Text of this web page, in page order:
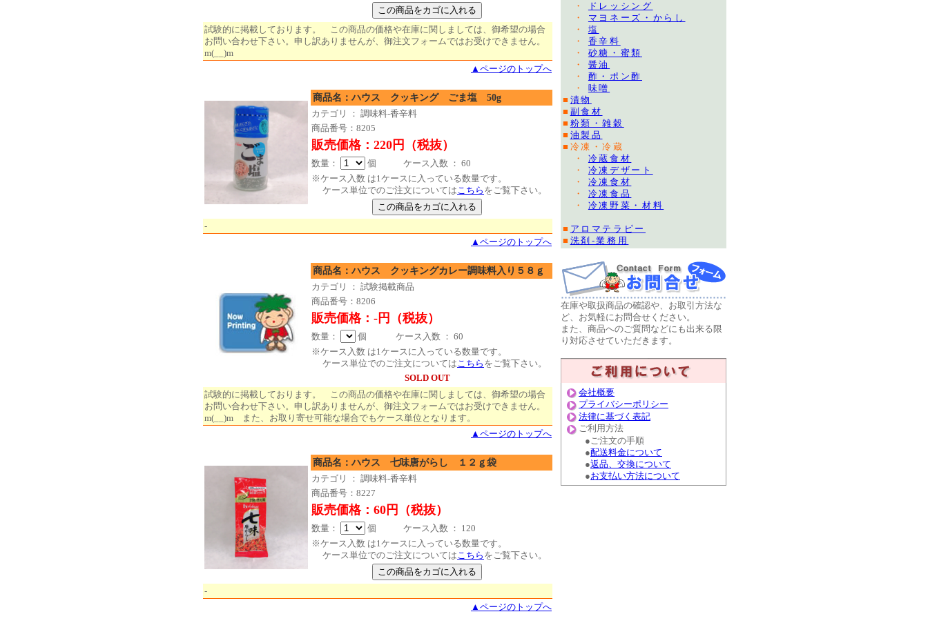
・
ドレッシング
・ マヨネーズ・からし
・ 塩
・ 香辛料
・ 砂糖・蜜類
・ 醤油
・ 酢・ポン酢
・ 味噌
■ 漬物
■ 副食材
■ 粉類・雑穀
■ 油製品
■冷凍・冷蔵
・ 冷蔵食材
・ 冷凍デザート
・ 冷凍食材
・ 冷凍食品
・ 冷凍野菜・材料
■ アロマテラピー
■ 洗剤-業務用
在庫や取扱商品の確認や、お取引方法な
ど、お気軽にお問合せください。
また、商品へのご質問などにも出来る限
り対応させていただきます。
会社概要
プライバシーポリシー
法律に基づく表記
ご利用方法
●ご注文の手順
●配送料金について
●返品、交換について
●お支払い方法について
試験的に掲載しております。 この商品の価格や在庫に関しましては、御希望の場合
お問い合わせ下さい。申し訳ありませんが、御注文フォームではお受けできません。
m(__)m
▲ページのトップへ
商品名：ハウス クッキング ごま塩 50g
カテゴリ ： 調味料-香辛料
商品番号：8205
販売価格：220円（税抜）
数量：
個 ケース入数 ： 60
※ケース入数 は1ケースに入っている数量です。
ケース単位でのご注文についてはこちら をご覧下さい。
-
▲ページのトップへ
商品名：ハウス クッキングカレー調味料入り５８ｇ
カテゴリ ： 試験掲載商品
商品番号：8206
販売価格：-円（税抜）
数量：
個 ケース入数 ： 60
※ケース入数 は1ケースに入っている数量です。
ケース単位でのご注文についてはこちら をご覧下さい。
SOLD OUT
試験的に掲載しております。 この商品の価格や在庫に関しましては、御希望の場合
お問い合わせ下さい。申し訳ありませんが、御注文フォームではお受けできません。
m(__)m また、お取り寄せ可能な場合でもケース単位となります。
▲ページのトップへ
商品名：ハウス 七味唐がらし １２ｇ袋
カテゴリ ： 調味料-香辛料
商品番号：8227
販売価格：60円（税抜）
数量：
個 ケース入数 ： 120
※ケース入数 は1ケースに入っている数量です。
ケース単位でのご注文についてはこちら をご覧下さい。
-
▲ページのトップへ